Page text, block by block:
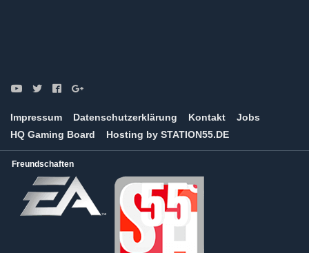
Impressum Datenschutzerklärung Kontakt
Jobs
HQ Gaming Board
Hosting by STATION55.DE
Freundschaften